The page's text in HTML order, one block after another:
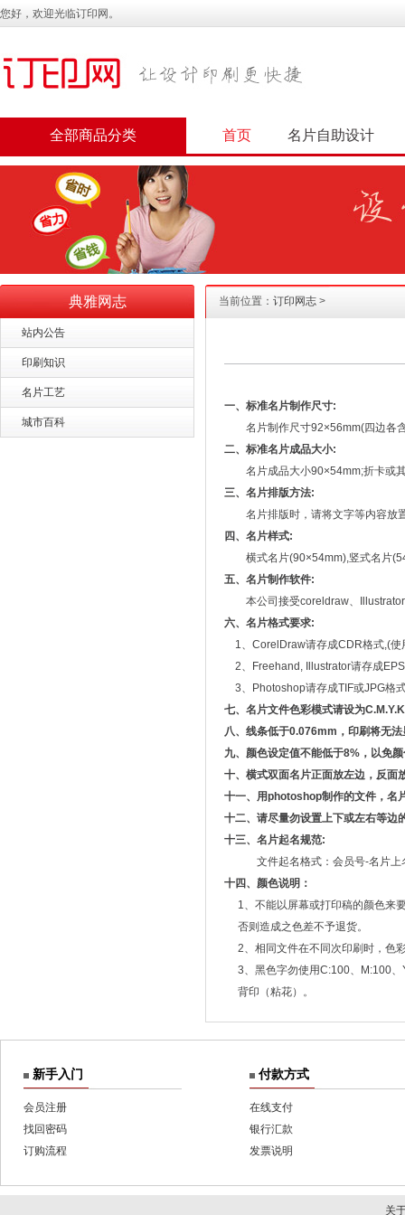
您好，欢迎光临订印网。
全部商品分类 首页 名片自助设计
典雅网志
站内公告
印刷知识
名片工艺
城市百科
当前位置： 订印网志 >
一、标准名片制作尺寸:
名片制作尺寸92×56mm(四边各
二、标准名片成品大小:
名片成品大小90×54mm;折卡或其
三、名片排版方法:
名片排版时，请将文字等内容放
四、名片样式:
横式名片(90×54mm),竖式名片
五、名片制作软件:
本公司接受coreldraw、Illustrator
六、名片格式要求:
1、CorelDraw请存成CDR格式,(使
2、Freehand, Illustrator请存成
3、Photoshop请存成TIF或JPG格
七、名片文件色彩模式请设为
八、线条低于0.076mm，印刷将无
九、颜色设定值不能低于8%，以免
十、横式双面名片正面放左边，反
十一、用photoshop制作的文件，名
十二、请尽量勿设置上下或左右等边
十三、名片起名规范:
文件起名格式：会员号-名片上名
十四、颜色说明：
1、不能以屏幕或打印稿的颜色来
否则造成之色差不予退货。
2、相同文件在不同次印刷时，色
3、黑色字勿使用C:100、M:100、
背印（粘花）。
新手入门
会员注册
找回密码
订购流程
付款方式
在线支付
银行汇款
发票说明
关